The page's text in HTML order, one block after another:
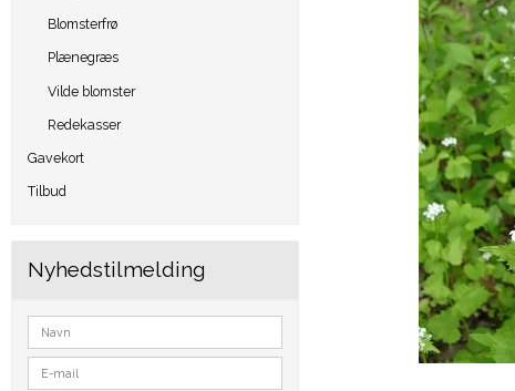
Blomsterfrø
Plænegræs
Vilde blomster
Redekasser
Gavekort
Tilbud
Nyhedstilmelding